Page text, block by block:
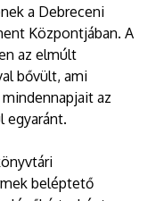
a Debreceni
Központjában. A
az elmúlt
bővült, ami
az
egyaránt.
beléptető